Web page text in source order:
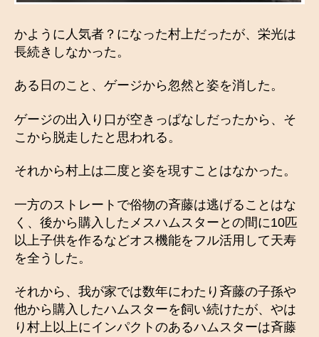
かように人気者？になった村上だったが、栄光は
長続きしなかった。
ある日のこと、ゲージから忽然と姿を消した。
ゲージの出入り口が空きっぱなしだったから、そ
こから脱走したと思われる。
それから村上は二度と姿を現すことはなかった。
一方のストレートで俗物の斉藤は逃げることはな
く、後から購入したメスハムスターとの間に10匹
以上子供を作るなどオス機能をフル活用して天寿
を全うした。
それから、我が家では数年にわたり斉藤の子孫や
他から購入したハムスターを飼い続けたが、やは
り村上以上にインパクトのあるハムスターは斉藤